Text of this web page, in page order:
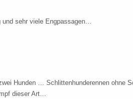
und sehr viele Engpassagen…
Hunden … Schlittenhunderennen ohne
dieser Art…